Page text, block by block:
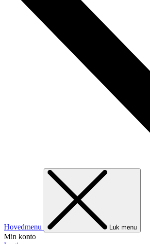
Hovedmenu Luk menu
Min konto